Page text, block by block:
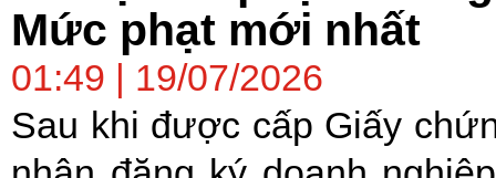
Mức phạt mới nhất
01:49 | 19/07/2026
Sau khi được cấp Giấy